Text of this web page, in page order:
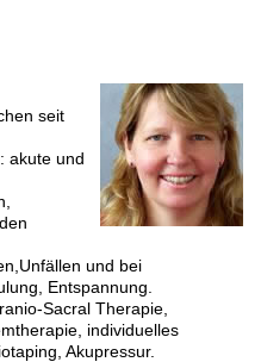
seit
akute und
und bei
Entspannung.
Sacral Therapie,
individuelles
Akupressur.